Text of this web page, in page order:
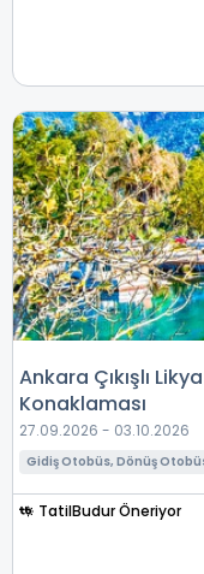
Ankara Çıkışlı
Konaklaması
27.09.2026 - 03.10.2026
Gidiş Otobüs, Dönüş
TatilBudur Öneriyor